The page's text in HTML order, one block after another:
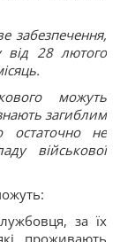
забезпечення,
від 28 лютого
можуть
загиблим
не
військової
за їх
проживають